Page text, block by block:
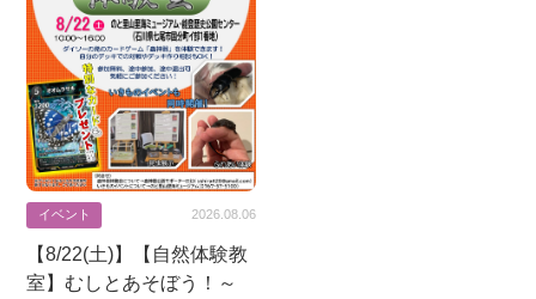
イベント 2026.08.06
【8/22(土)】【自然体験教
室】むしとあそぼう！～